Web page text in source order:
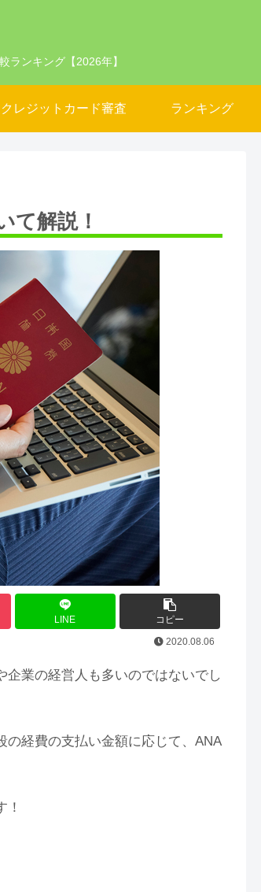
ランキング【2026年】
クレジットカード審査 ランキング
て解説！
LINE
コピー
2020.08.06
業の経営人も多いのではないでし
経費の支払い金額に応じて、ANA
！